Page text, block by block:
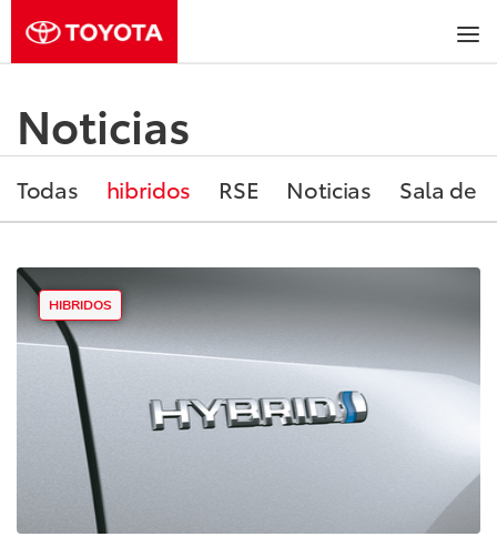
Noticias
Todas hibridos RSE Noticias Sala de
HIBRIDOS